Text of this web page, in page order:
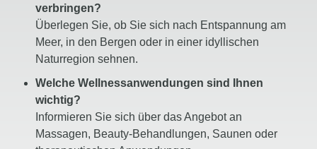
verbringen?
Überlegen Sie, ob Sie sich nach Entspannung am
Meer, in den Bergen oder in einer idyllischen
Naturregion sehnen.
Welche Wellnessanwendungen sind Ihnen
wichtig?
Informieren Sie sich über das Angebot an
Massagen, Beauty-Behandlungen, Saunen oder